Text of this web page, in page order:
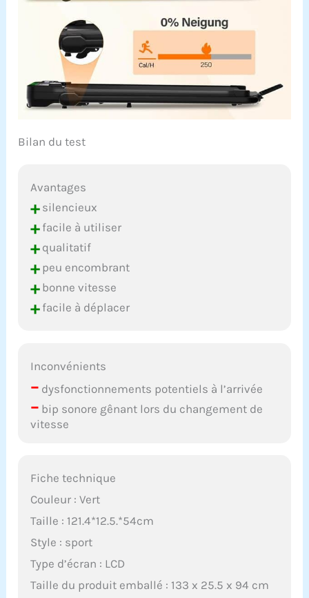
Bilan du test
Avantages
+silencieux
+facile à utiliser
+qualitatif
+peu encombrant
+bonne vitesse
+facile à déplacer
Inconvénients
– dysfonctionnements potentiels à l’arrivée
– bip sonore gênant lors du changement de
vitesse
Fiche technique
Couleur : Vert
Taille : 121.4*12.5.*54cm
Style : sport
Type d’écran : LCD
Taille du produit emballé : 133 x 25.5 x 94 cm